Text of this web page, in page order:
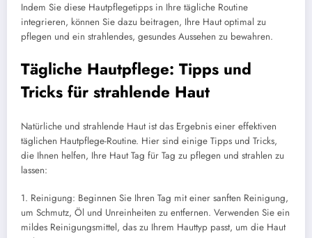
Indem Sie diese Hautpflegetipps in Ihre tägliche Routine
integrieren, können Sie dazu beitragen, Ihre Haut optimal zu
pflegen und ein strahlendes, gesundes Aussehen zu bewahren.
Tägliche Hautpflege: Tipps und
Tricks für strahlende Haut
Natürliche und strahlende Haut ist das Ergebnis einer effektiven
täglichen Hautpflege-Routine. Hier sind einige Tipps und Tricks,
die Ihnen helfen, Ihre Haut Tag für Tag zu pflegen und strahlen zu
lassen:
1. Reinigung: Beginnen Sie Ihren Tag mit einer sanften Reinigung,
um Schmutz, Öl und Unreinheiten zu entfernen. Verwenden Sie ein
mildes Reinigungsmittel, das zu Ihrem Hauttyp passt, um die Haut